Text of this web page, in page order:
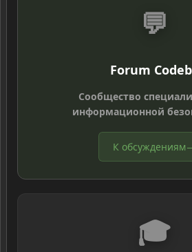
💬
Forum
Сообщество
информационной
К обсуждениям
🎓